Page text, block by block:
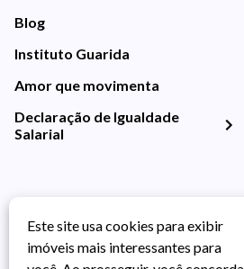
Blog
Instituto Guarida
Amor que movimenta
Declaração de Igualdade
Salarial
Este site usa cookies para exibir
imóveis mais interessantes para